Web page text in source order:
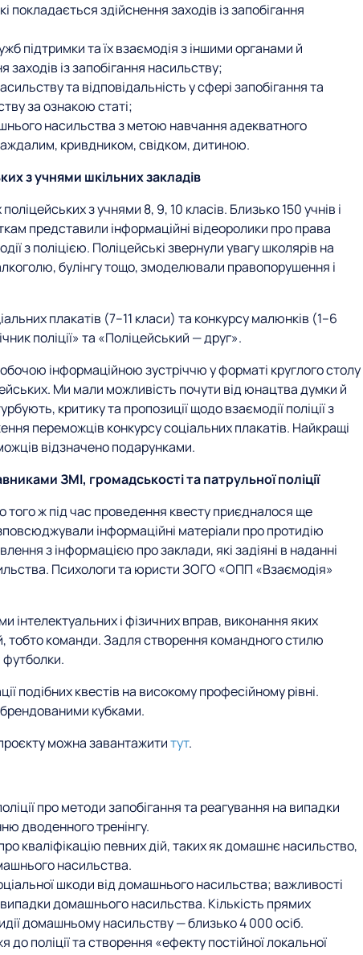
покладається здійснення заходів із запобігання
підтримки та їх взаємодія з іншими органами й
із запобігання насильству;
та відповідальність у сфері запобігання та
за ознакою статі;
насильства з метою навчання адекватного
кривдником, свідком, дитиною.
з учнями шкільних закладів
з учнями 8, 9, 10 класів. Близько 150 учнів і
представили інформаційні відеоролики про права
з поліцією. Поліцейські звернули увагу школярів на
булінгу тощо, змоделювали правопорушення і
плакатів (7–11 класи) та конкурсу малюнків (1–6
поліції» та «Поліцейський — друг».
інформаційною зустріччю у форматі круглого столу
Ми мали можливість почути від юнацтва думки й
критику та пропозиції щодо взаємодії поліції з
переможців конкурсу соціальних плакатів. Найкращі
відзначено подарунками.
ЗМІ, громадськості та патрульної поліції
того ж під час проведення квесту приєдналося ще
інформаційні матеріали про протидію
з інформацією про заклади, які задіяні в наданні
Психологи та юристи ЗОГО «ОПП «Взаємодія»
інтелектуальних і фізичних вправ, виконання яких
тобто команди. Задля створення командного стилю
футболки.
подібних квестів на високому професійному рівні.
кубками.
можна завантажититут.
про методи запобігання та реагування на випадки
дводенного тренінгу.
кваліфікацію певних дій, таких як домашнє насильство,
насильства.
шкоди від домашнього насильства; важливості
домашнього насильства. Кількість прямих
домашньому насильству — близько 4 000 осіб.
поліції та створення «ефекту постійної локальної